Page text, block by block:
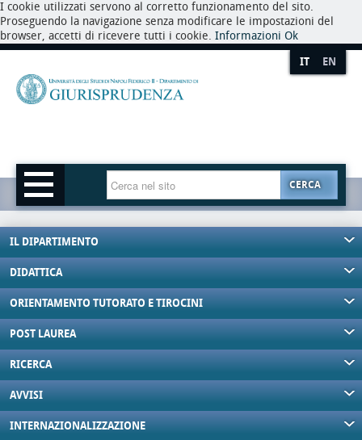
I cookie utilizzati servono al corretto funzionamento del sito.
Proseguendo la navigazione senza modificare le impostazioni del
browser, accetti di ricevere tutti i cookie. Informazioni Ok
IT EN
CERCA
IL DIPARTIMENTO
DIDATTICA
ORIENTAMENTO TUTORATO E TIROCINI
POST LAUREA
RICERCA
AVVISI
INTERNAZIONALIZZAZIONE